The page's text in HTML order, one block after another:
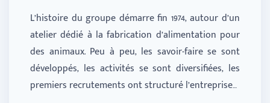
L’histoire du groupe démarre fin 1974, autour d’un
atelier dédié à la fabrication d’alimentation pour
des animaux. Peu à peu, les savoir-faire se sont
développés, les activités se sont diversifiées, les
premiers recrutements ont structuré l’entreprise…